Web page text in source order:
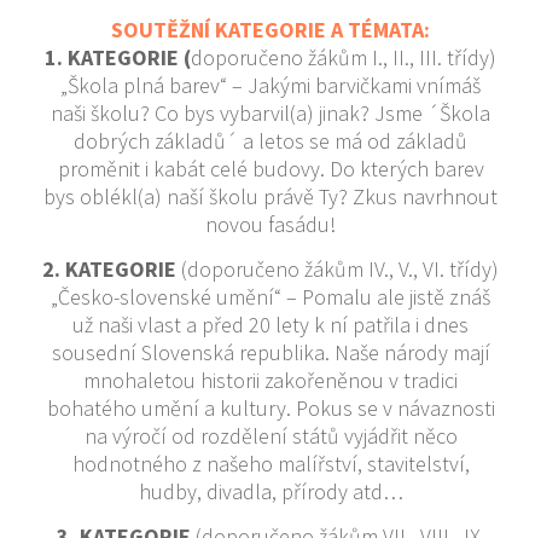
SOUTĚŽNÍ KATEGORIE A TÉMATA:
1. KATEGORIE (doporučeno žákům I., II., III. třídy)
„Škola plná barev“ – Jakými barvičkami vnímáš
naši školu? Co bys vybarvil(a) jinak? Jsme ´Škola
dobrých základů´ a letos se má od základů
proměnit i kabát celé budovy. Do kterých barev
bys oblékl(a) naší školu právě Ty? Zkus navrhnout
novou fasádu!
2. KATEGORIE (doporučeno žákům IV., V., VI. třídy)
„Česko-slovenské umění“ – Pomalu ale jistě znáš
už naši vlast a před 20 lety k ní patřila i dnes
sousední Slovenská republika. Naše národy mají
mnohaletou historii zakořeněnou v tradici
bohatého umění a kultury. Pokus se v návaznosti
na výročí od rozdělení států vyjádřit něco
hodnotného z našeho malířství, stavitelství,
hudby, divadla, přírody atd…